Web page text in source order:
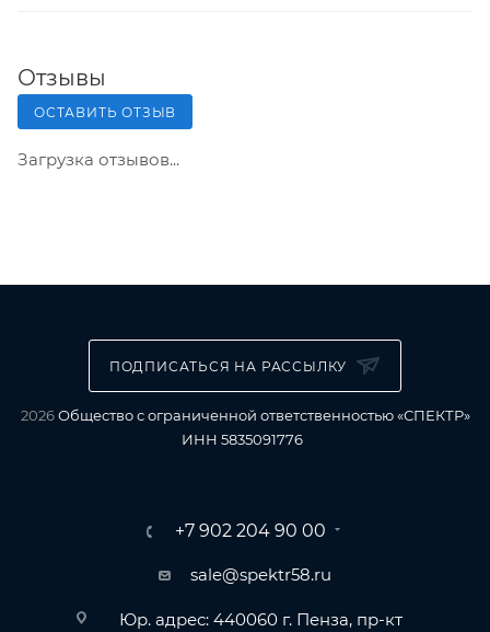
Отзывы
ОСТАВИТЬ ОТЗЫВ
Загрузка отзывов...
ПОДПИСАТЬСЯ НА РАССЫЛКУ
2026Общество с ограниченной ответственностью «СПЕКТР»
ИНН 5835091776
+7 902 204 90 00
sale@spektr58.ru
Юр. адрес: 440060 г. Пенза, пр-кт